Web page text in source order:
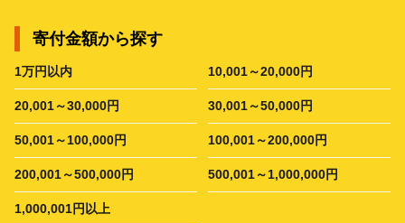
寄付金額から探す
1万円以内 10,001～20,000円
20,001～30,000円 30,001～50,000円
50,001～100,000円 100,001～200,000円
200,001～500,000円 500,001～1,000,000円
1,000,001円以上